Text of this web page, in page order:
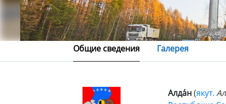
Общие сведения Галерея
Алда́н(якут.